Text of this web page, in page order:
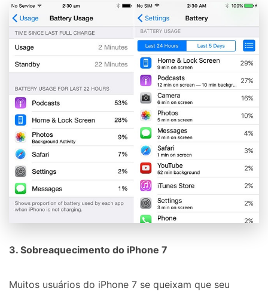
3. Sobreaquecimento do iPhone 7
Muitos usuários do iPhone 7 se queixam que seu